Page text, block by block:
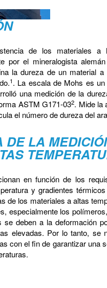
de los materiales a
por el mineralogista
la dureza de un material
1. La escala de Mohs es
una medición de la
ASTM G171-032. Mide la
el número de dureza del
DE LA
en función de los
y gradientes
de los materiales a altas
especialmente los
se deben a la deformación
elevadas. Por lo tanto, se
con el fin de garantizar una